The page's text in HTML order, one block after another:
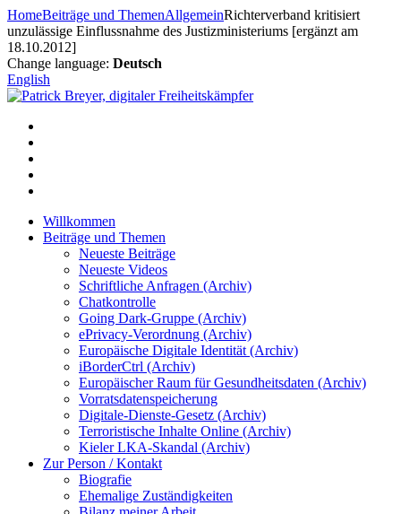
Zum
Inhalt
springen
HomeBeiträge und ThemenAllgemeinRichterverband kritisiert
unzulässige Einflussnahme des Justizministeriums [ergänzt am
18.10.2012]
Change language: Deutsch
English
Willkommen
Beiträge und Themen
Neueste Beiträge
Neueste Videos
Schriftliche Anfragen (Archiv)
Chatkontrolle
Going Dark-Gruppe (Archiv)
ePrivacy-Verordnung (Archiv)
Europäische Digitale Identität (Archiv)
iBorderCtrl (Archiv)
Europäischer Raum für Gesundheitsdaten (Archiv)
Vorratsdatenspeicherung
Digitale-Dienste-Gesetz (Archiv)
Terroristische Inhalte Online (Archiv)
Kieler LKA-Skandal (Archiv)
Zur Person / Kontakt
Biografie
Ehemalige Zuständigkeiten